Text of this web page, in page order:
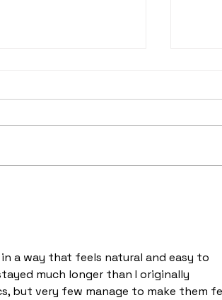
du
a way that feels natural and easy to
much longer than I originally
but very few manage to make them